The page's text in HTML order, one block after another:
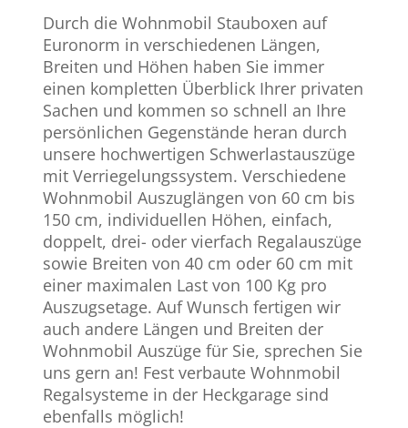
Durch die Wohnmobil Stauboxen auf
Euronorm in verschiedenen Längen,
Breiten und Höhen haben Sie immer
einen kompletten Überblick Ihrer privaten
Sachen und kommen so schnell an Ihre
persönlichen Gegenstände heran durch
unsere hochwertigen Schwerlastauszüge
mit Verriegelungssystem. Verschiedene
Wohnmobil Auszuglängen von 60 cm bis
150 cm, individuellen Höhen, einfach,
doppelt, drei- oder vierfach Regalauszüge
sowie Breiten von 40 cm oder 60 cm mit
einer maximalen Last von 100 Kg pro
Auszugsetage. Auf Wunsch fertigen wir
auch andere Längen und Breiten der
Wohnmobil Auszüge für Sie, sprechen Sie
uns gern an! Fest verbaute Wohnmobil
Regalsysteme in der Heckgarage sind
ebenfalls möglich!